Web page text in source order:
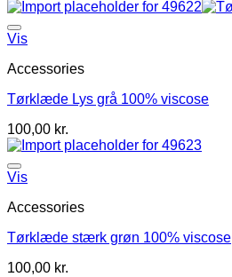
Vis
Accessories
Tørklæde Lys grå 100% viscose
100,00 kr.
Vis
Accessories
Tørklæde stærk grøn 100% viscose
100,00 kr.